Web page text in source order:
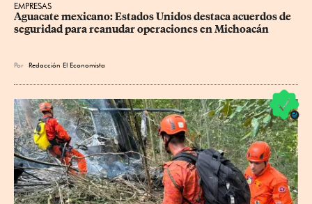
EMPRESAS
Aguacate mexicano: Estados Unidos destaca acuerdos de
seguridad para reanudar operaciones en Michoacán
Por Redacción El Economista